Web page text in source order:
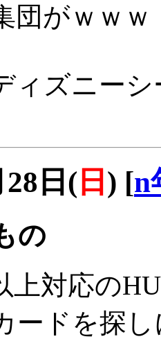
団がｗｗｗ
ィズニー
28日( 日 ) [n
の
上対応の
ードを探